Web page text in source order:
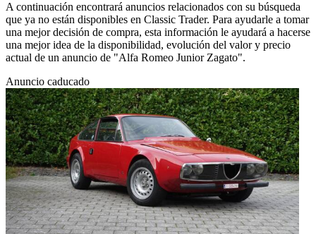
A continuación encontrará anuncios relacionados con su búsqueda
que ya no están disponibles en Classic Trader. Para ayudarle a tomar
una mejor decisión de compra, esta información le ayudará a hacerse
una mejor idea de la disponibilidad, evolución del valor y precio
actual de un anuncio de "Alfa Romeo Junior Zagato".
Anuncio caducado